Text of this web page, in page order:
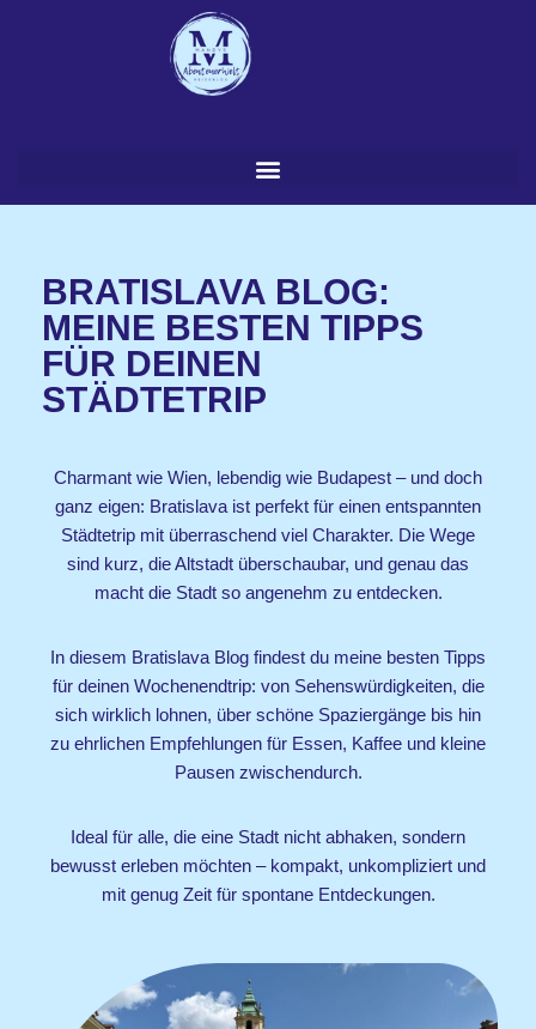
BRATISLAVA BLOG:
MEINE BESTEN TIPPS
FÜR DEINEN
STÄDTETRIP
Charmant wie Wien, lebendig wie Budapest – und doch
ganz eigen: Bratislava ist perfekt für einen entspannten
Städtetrip mit überraschend viel Charakter. Die Wege
sind kurz, die Altstadt überschaubar, und genau das
macht die Stadt so angenehm zu entdecken.
In diesem Bratislava Blog findest du meine besten Tipps
für deinen Wochenendtrip: von Sehenswürdigkeiten, die
sich wirklich lohnen, über schöne Spaziergänge bis hin
zu ehrlichen Empfehlungen für Essen, Kaffee und kleine
Pausen zwischendurch.
Ideal für alle, die eine Stadt nicht abhaken, sondern
bewusst erleben möchten – kompakt, unkompliziert und
mit genug Zeit für spontane Entdeckungen.